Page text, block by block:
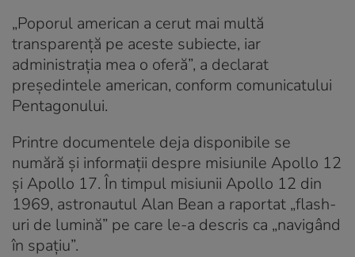
„Poporul american a cerut mai multă
transparență pe aceste subiecte, iar
administrația mea o oferă”, a declarat
președintele american, conform comunicatului
Pentagonului.
Printre documentele deja disponibile se
numără și informații despre misiunile Apollo 12
și Apollo 17. În timpul misiunii Apollo 12 din
1969, astronautul Alan Bean a raportat „flash-
uri de lumină” pe care le-a descris ca „navigând
în spațiu”.